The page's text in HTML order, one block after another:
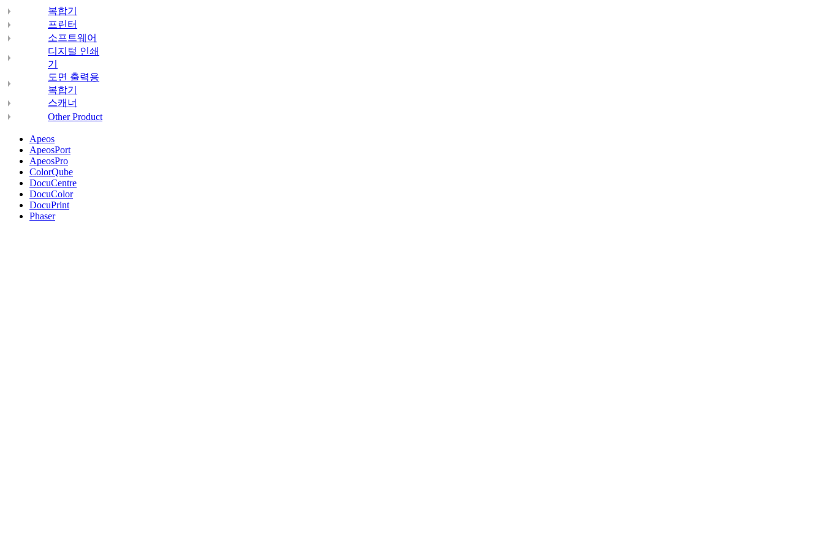
복합기
프린터
소프트웨어
디지털 인쇄
기
도면 출력용
복합기
스캐너
Other Product
Apeos
ApeosPort
ApeosPro
ColorQube
DocuCentre
DocuColor
DocuPrint
Phaser